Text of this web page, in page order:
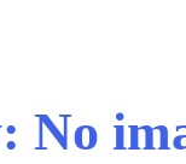
No